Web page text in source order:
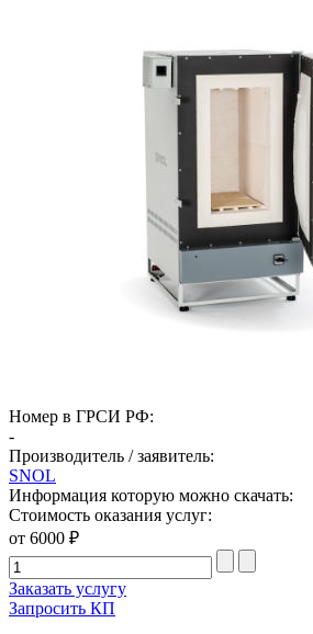
Номер в ГРСИ РФ:
-
Производитель / заявитель:
SNOL
Информация которую можно скачать:
Стоимость оказания услуг:
от 6000 ₽
Заказать услугу
Запросить КП